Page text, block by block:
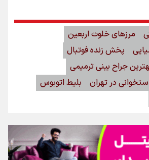
مرزهای خلوت اربعین
پخش زنده فوتبال
جراح بینی ترمیمی
در تهران
بلیط اتوبوس